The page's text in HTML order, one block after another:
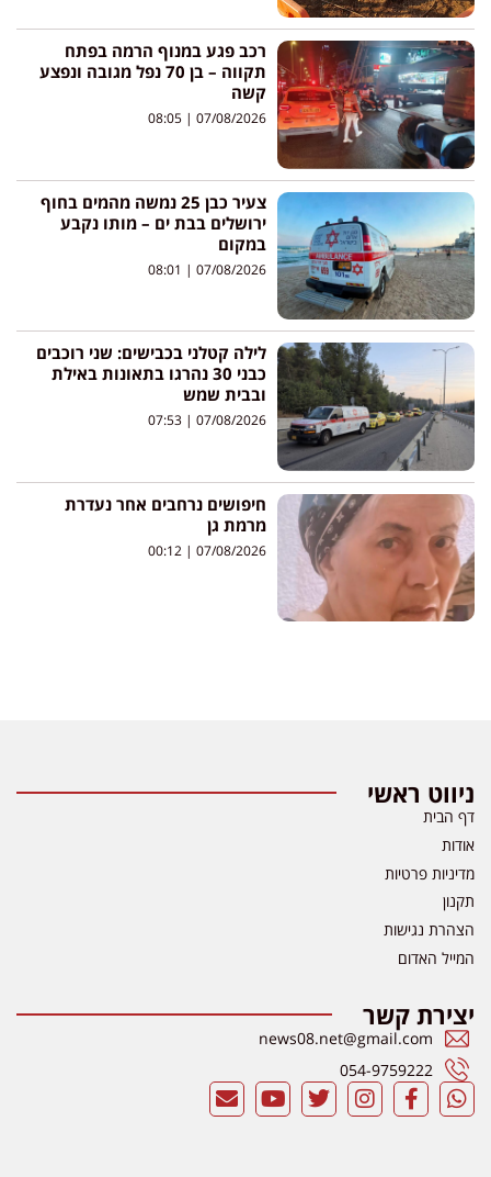
רכב פגע במנוף הרמה בפתח
תקווה – בן 70 נפל מגובה ונפצע
קשה
07/08/2026
צעיר כבן 25 נמשה מהמים בחוף
ירושלים בבת ים – מותו נקבע
במקום
07/08/2026
לילה קטלני בכבישים: שני רוכבים
כבני 30 נהרגו בתאונות באילת
ובבית שמש
07/08/2026
חיפושים נרחבים אחר נעדרת
מרמת גן
07/08/2026
ניווט ראשי
דף הבית
אודות
מדיניות פרטיות
תקנון
הצהרת נגישות
המייל האדום
יצירת קשר
news08.net@gmail.com
054-9759222